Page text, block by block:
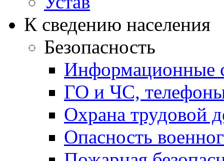
К сведению населения
Безопасность
Информационные
ГО и ЧС,
Охрана трудовой
Опасность